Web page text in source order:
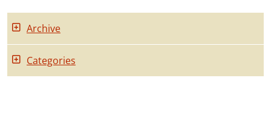
Archive
Categories